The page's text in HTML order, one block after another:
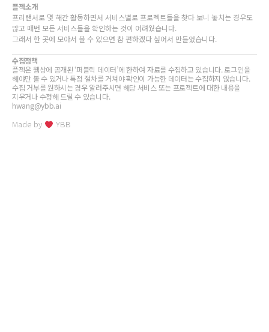
플젝소개
프리랜서로 몇 해간 활동하면서 서비스별로 프로젝트들을 찾다 보니 놓치는 경우도
많고 매번 모든 서비스들을 확인하는 것이 어려웠습니다.
그래서 한 곳에 모아서 볼 수 있으면 참 편하겠다 싶어서 만들었습니다.
수집정책
플젝은 웹상에 공개된 ‘퍼블릭 데이터’에 한하여 자료를 수집하고 있습니다. 로그인을
해야만 볼 수 있거나 특정 절차를 거쳐야 확인이 가능한 데이터는 수집하지 않습니다.
수집 거부를 원하시는 경우 알려주시면 해당 서비스 또는 프로젝트에 대한 내용을
지우거나 수정해 드릴 수 있습니다.
hwang@ybb.ai
Made by YBB